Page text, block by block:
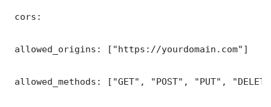
cors:
allowed_origins: ["https://yourdomain.com"]
allowed_methods: ["GET", "POST", "PUT",